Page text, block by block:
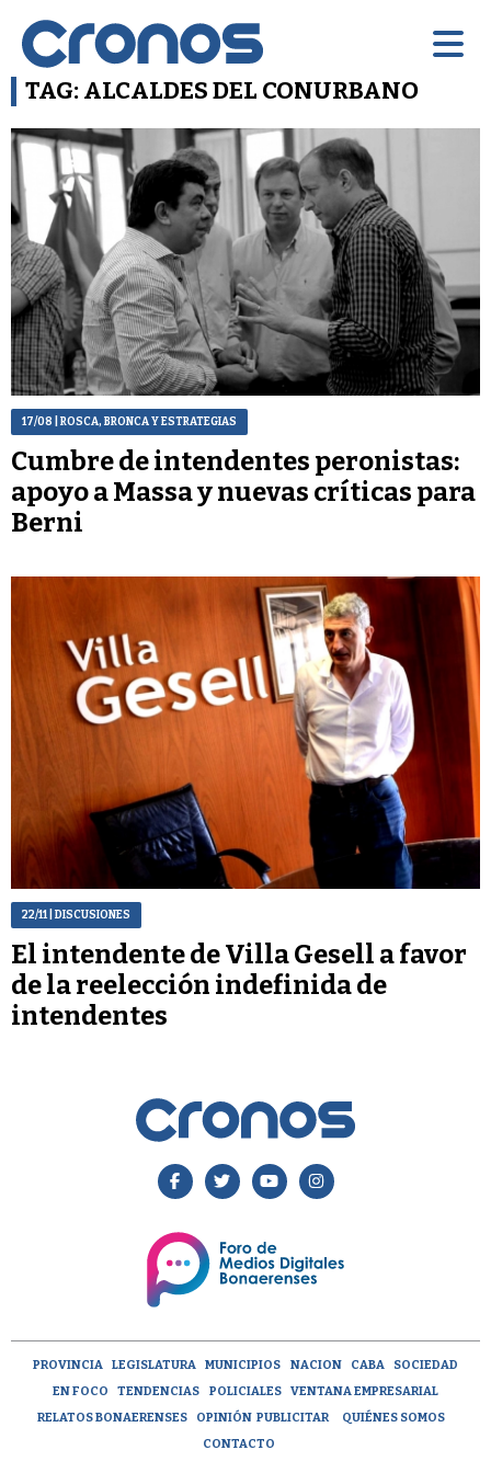
TAG: ALCALDES DEL CONURBANO
17/08 | ROSCA, BRONCA Y ESTRATEGIAS
Cumbre de intendentes peronistas:
apoyo a Massa y nuevas críticas para
Berni
22/11| DISCUSIONES
El intendente de Villa Gesell a favor
de la reelección indefinida de
intendentes
PROVINCIA LEGISLATURA MUNICIPIOS NACION CABA
SOCIEDAD
EN FOCO
TENDENCIAS POLICIALES
VENTANA EMPRESARIAL
RELATOS BONAERENSES
OPINIÓN PUBLICITAR
QUIÉNES SOMOS
CONTACTO